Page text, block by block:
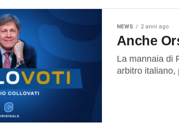
NEWS 2 anni ago
Anche
La mannaia di
arbitro italiano,